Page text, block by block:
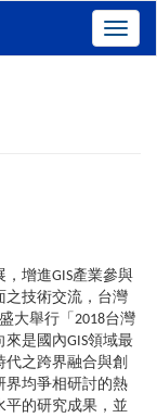
Toggle
增進GIS產業參與
之技術交流，台灣
大舉行「2018台灣
是國內GIS領域最
代之跨界融合與創
界均爭相研討的熱
平的研究成果，並